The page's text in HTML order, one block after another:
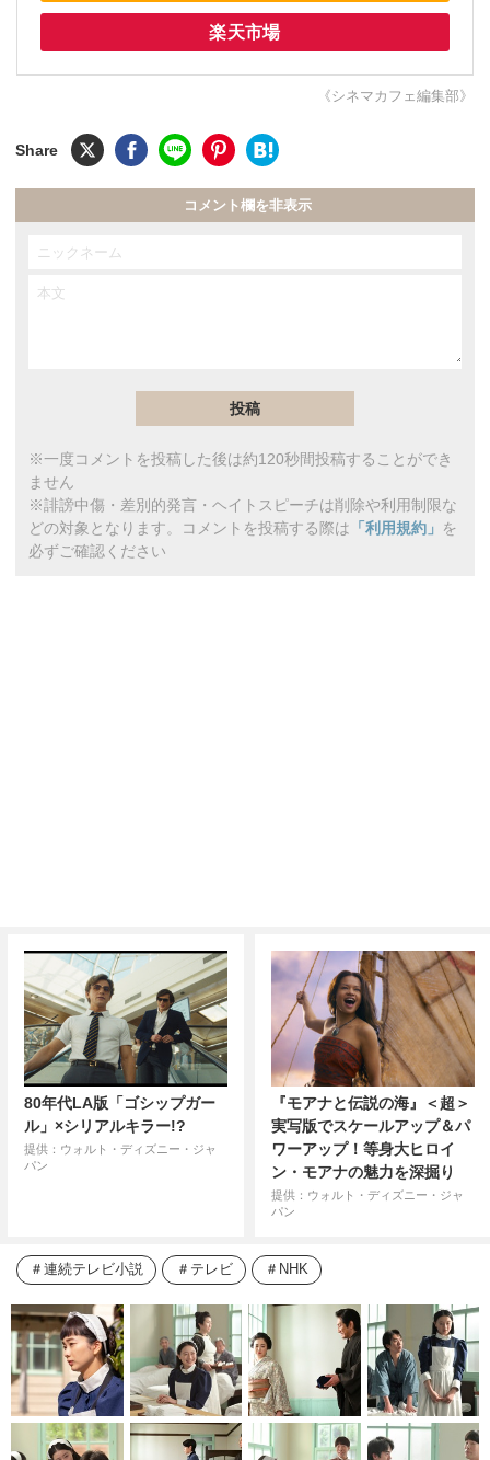
楽天市場
《シネマカフェ編集部》
コメント欄を非表示
※一度コメントを投稿した後は約120秒間投稿することができ
ません
※誹謗中傷・差別的発言・ヘイトスピーチは削除や利用制限な
どの対象となります。コメントを投稿する際は 「利用規約」 を
必ずご確認ください
80年代LA版「ゴシップガー
ル」×シリアルキラー!?
提供：ウォルト・ディズニー・ジャ
パン
『モアナと伝説の海』＜超＞
実写版でスケールアップ＆パ
ワーアップ！等身大ヒロイ
ン・モアナの魅力を深掘り
提供：ウォルト・ディズニー・ジャ
パン
連続テレビ小説 テレビ NHK